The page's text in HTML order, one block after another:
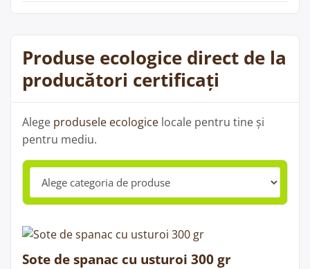
Produse ecologice direct de la
producători certificați
Alege produsele ecologice locale pentru tine și
pentru mediu.
Sote de spanac cu usturoi 300 gr